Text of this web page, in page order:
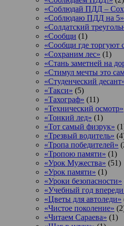
«Соблюдай ПДД –
«Соблюдаю ПДД на 5»
«Солдатский
«Сообщи (1)
«Сообщи где торгуют
«Сохраним лес» (1)
«Стань заметней на
«Стимул мечты это
«Студенческий
«Такси» (5)
«Тахограф» (11)
«Технический осмотр»
«Тонкий лед» (1)
«Тот самый физрук»
«Трезвый водитель»
«Тропа победителей»
«Тропою памяти» (1)
«Урок Мужества» (51)
«Урок памяти» (1)
«Уроки безопасности»
«Учебный год
«Цветы для автоледи»
«Чистое поколение»
«Читаем Сараева» (1)